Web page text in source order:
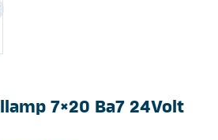
7×20 Ba7 24Volt